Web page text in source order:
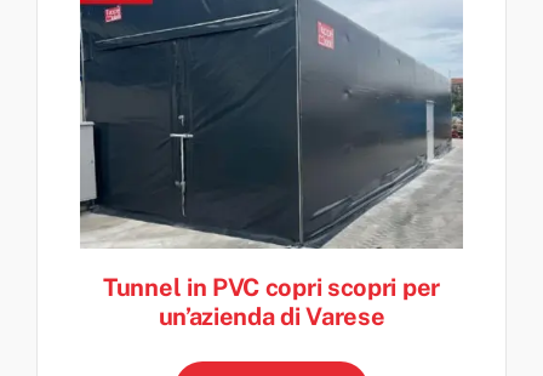
Tunnel in PVC copri scopri per
un’azienda di Varese